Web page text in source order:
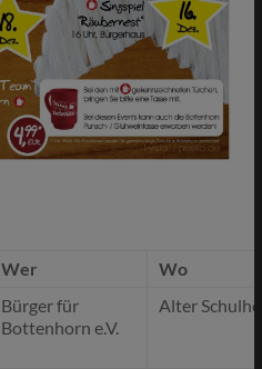
Wer
Wo
Bürger für
Bottenhorn e.V.
Alter